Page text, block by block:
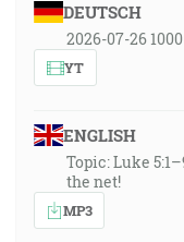
DEUTSCH
2026-07-26
YT
ENGLISH
Topic: Luke
the net!
MP3